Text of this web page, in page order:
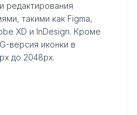
редактирования
такими как Figma,
XD и InDesign. Кроме
версия иконки в
до 2048px.